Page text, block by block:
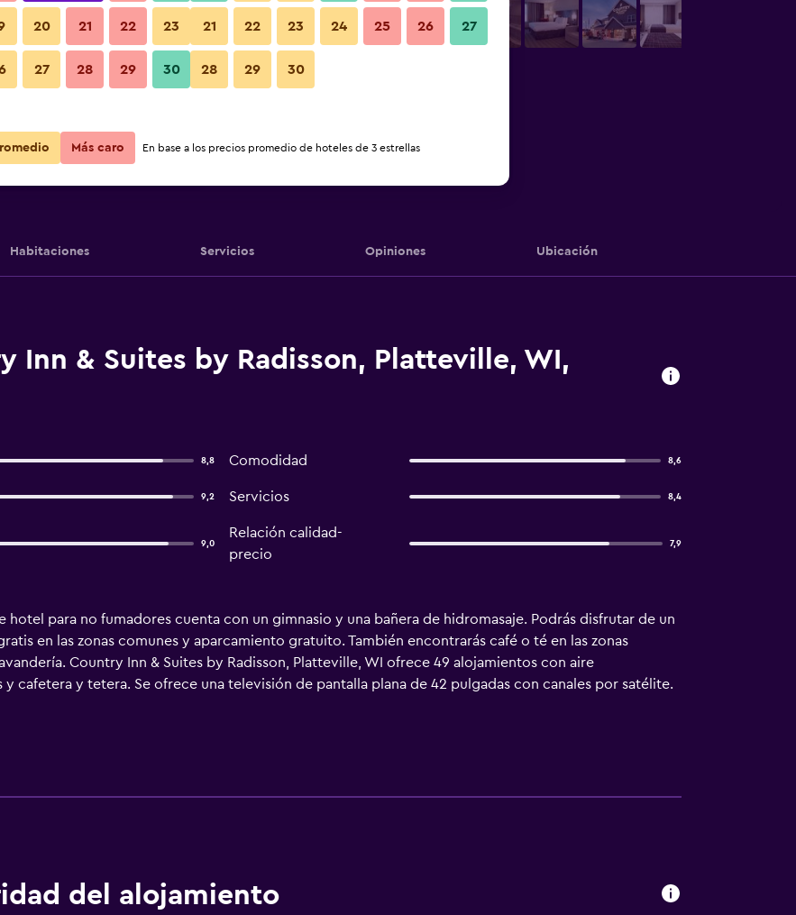
$101 Ver oferta
$111 Ver oferta
Radisson, Platteville, WI
Fotos
Habitaciones Servicios Opiniones Ubicación
Inn & Suites by Radisson, Platteville, WI,
8,8 Comodidad 8,6
9,2 Servicios 8,4
9,0
Relación calidad-
precio
7,9
hotel para no fumadores cuenta con un gimnasio y una bañera de hidromasaje. Podrás disfrutar de un
en las zonas comunes y aparcamiento gratuito. También encontrarás café o té en las zonas
Country Inn & Suites by Radisson, Platteville, WI ofrece 49 alojamientos con aire
cafetera y tetera. Se ofrece una televisión de pantalla plana de 42 pulgadas con canales por satélite.
baños están equipados con bañera o ducha, artículos de higiene personal gratuitos y secador de
a Internet wifi gratis. Los servicios para las personas de negocios incluyen escritorio y sillas de
del alojamiento
20 21 22 23
27 28 29 30
21 22 23 24 25 26 27
28 29 30
Más caro En base a los precios promedio de hoteles de 3 estrellas